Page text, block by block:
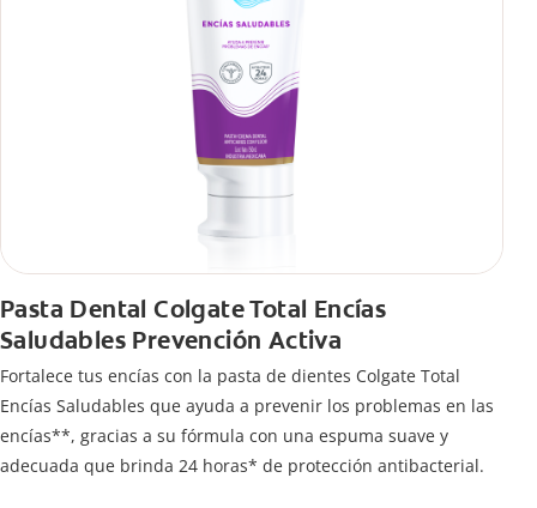
Pasta Dental Colgate Total Encías
Saludables Prevención Activa
Fortalece tus encías con la pasta de dientes Colgate Total
Encías Saludables que ayuda a prevenir los problemas en las
encías**, gracias a su fórmula con una espuma suave y
adecuada que brinda 24 horas* de protección antibacterial.